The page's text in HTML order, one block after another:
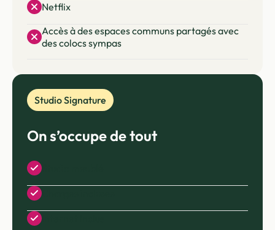
Netflix
Accès à des espaces communs partagés avec
des colocs sympas
Studio Signature
On s’occupe de tout